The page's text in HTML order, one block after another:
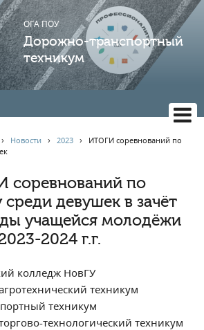
ОГА ПОУ
Дорожно-транспортный
техникум
образования
совет
качества
› Новости ›2023 › ИТОГИ соревнований по
соревнований по
девушек в зачёт
учащейся молодёжи
2024 г.г.
колледж НовГУ
техникум
техникум
технологический техникум